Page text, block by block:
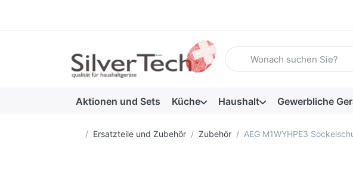
Geben Sie einen Suchbegriff
Aktionen und Sets Küche Haushalt Gewerbliche
Startseite
Ersatzteile und Zubehör Zubehör AEG M1WYHPE3